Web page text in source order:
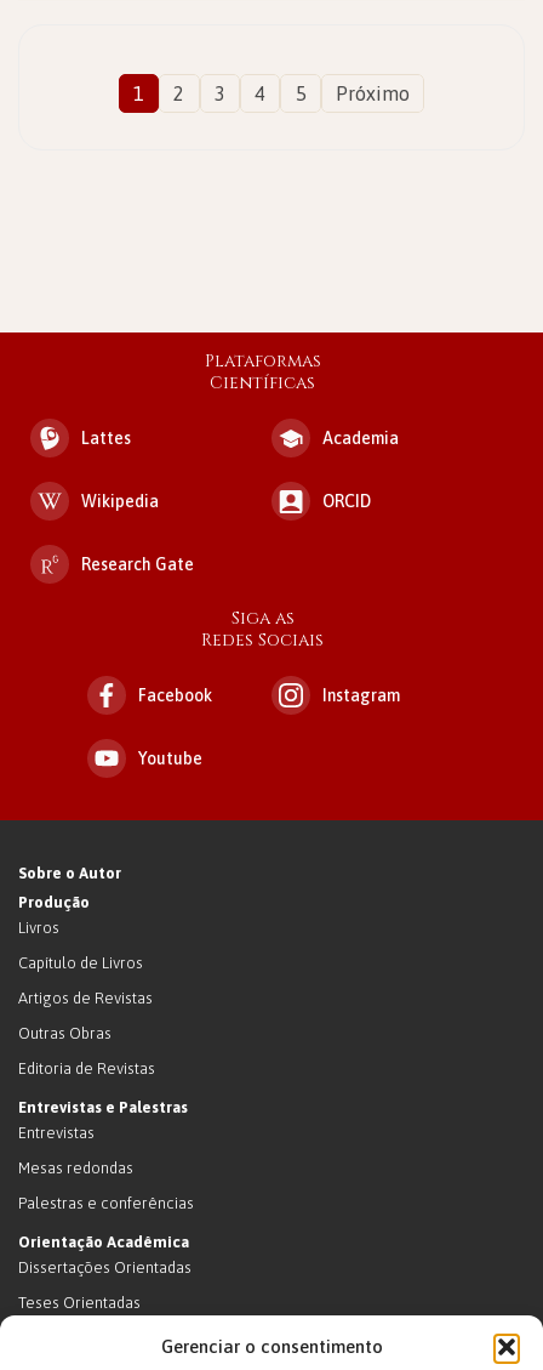
Gerenciar o consentimento
1 2 3 4 5 Próximo
Plataformas
Científicas
Lattes Academia
Wikipedia ORCID
Research Gate
Siga as
Redes Sociais
Facebook Instagram
Youtube
Sobre o Autor
Produção
Livros
Capítulo de Livros
Artigos de Revistas
Outras Obras
Editoria de Revistas
Entrevistas e Palestras
Entrevistas
Mesas redondas
Palestras e conferências
Orientação Acadêmica
Dissertações Orientadas
Teses Orientadas
Livros (dissertações e teses)